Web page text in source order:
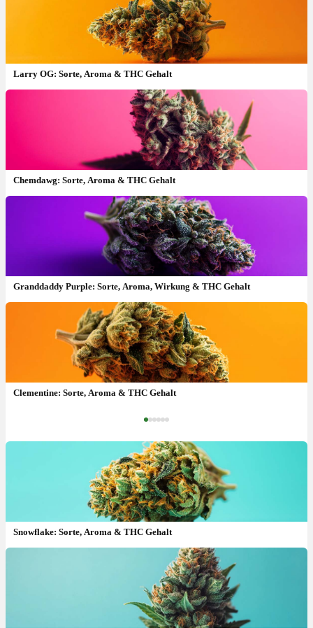
Larry OG: Sorte, Aroma & THC Gehalt
Chemdawg: Sorte, Aroma & THC Gehalt
Granddaddy Purple: Sorte, Aroma, Wirkung & THC Gehalt
Clementine: Sorte, Aroma & THC Gehalt
Gorilla Glue (GG4): Sorte, Aroma, Wirkung & THC Gehalt
Snowflake: Sorte, Aroma & THC Gehalt